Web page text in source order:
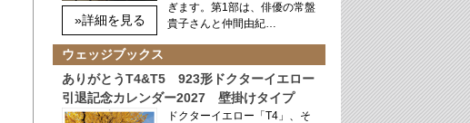
»詳細を見る
ぎます。第1部は、俳優の常盤
貴子さんと仲間由紀…
ウェッジブックス
ありがとうT4&T5 923形ドクターイエロー
引退記念カレンダー2027 壁掛けタイプ
ドクターイエロー「T4」、そ